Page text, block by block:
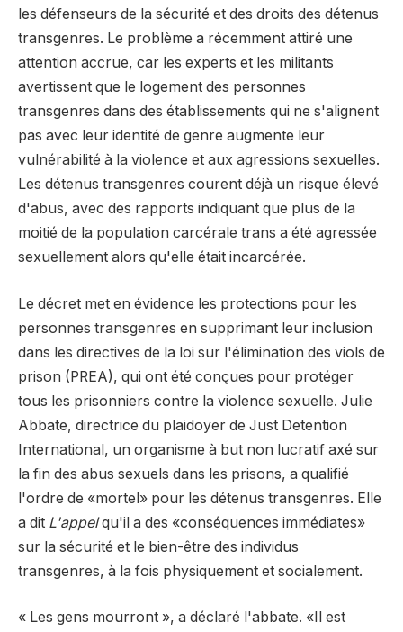
les défenseurs de la sécurité et des droits des détenus
transgenres. Le problème a récemment attiré une
attention accrue, car les experts et les militants
avertissent que le logement des personnes
transgenres dans des établissements qui ne s'alignent
pas avec leur identité de genre augmente leur
vulnérabilité à la violence et aux agressions sexuelles.
Les détenus transgenres courent déjà un risque élevé
d'abus, avec des rapports indiquant que plus de la
moitié de la population carcérale trans a été agressée
sexuellement alors qu'elle était incarcérée.
Le décret met en évidence les protections pour les
personnes transgenres en supprimant leur inclusion
dans les directives de la loi sur l'élimination des viols de
prison (PREA), qui ont été conçues pour protéger
tous les prisonniers contre la violence sexuelle. Julie
Abbate, directrice du plaidoyer de Just Detention
International, un organisme à but non lucratif axé sur
la fin des abus sexuels dans les prisons, a qualifié
l'ordre de «mortel» pour les détenus transgenres. Elle
a dit L'appelqu'il a des «conséquences immédiates»
sur la sécurité et le bien-être des individus
transgenres, à la fois physiquement et socialement.
« Les gens mourront », a déclaré l'abbate. «Il est